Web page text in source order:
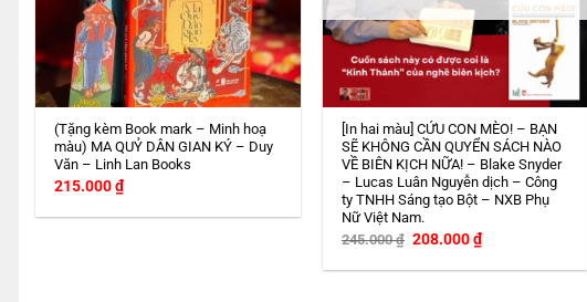
(Tặng kèm Book mark – Minh hoạ
màu) MA QUỶ DÂN GIAN KÝ – Duy
Văn – Linh Lan Books
215.000₫
[In hai màu] CỨU CON MÈO! – BẠN
SẼ KHÔNG CẦN QUYỂN SÁCH NÀO
VỀ BIÊN KỊCH NỮA! – Blake Snyder
– Lucas Luân Nguyễn dịch – Công
ty TNHH Sáng tạo Bột – NXB Phụ
Nữ Việt Nam.
245.000₫ Giá
là:
208.000₫Giá
hiện
tại